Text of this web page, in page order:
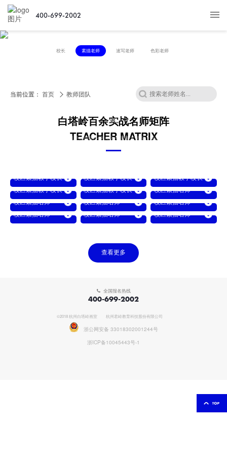
400-699-2002
白塔岭青铜战马奖
肖佳
2002年以总成绩第一名考入中国美术学院上海设计学院
校长 素描老师 速写老师 色彩老师
当前位置： 首页 教师团队
白塔岭百余实战名师矩阵
TEACHER MATRIX
张宗武
ZHANGZONGWU
校区素描教学校长
张明亮
ZHANGMINGLIANG
校区素描教学校长
徐作东
XUZUODONG
校区素描教学校长
张爱阳
ZHANGAIYANG
校区素描教学校长
朱秉畑
ZHUBINGTIAN
校区素描教学校长
郑凯鹏
ZHENGKAIPENG
校区素描名师
任小豪
RENXIAOHAO
校区素描名师
路朝扬
LUCHAOYANG
校区素描名师
吕越锋
LUYUEFENG
校区素描名师
李陵
校区素描名师
毕靖雯
校区素描名师
杨余浩
校区素描名师
查看更多
全国报名热线
400-699-2002
©2018 杭州白塔岭画室 杭州君岭教育科技股份有限公司
浙公网安备 33018302001244号
浙ICP备10045443号-1